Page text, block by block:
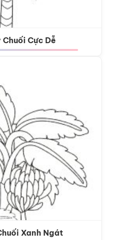
Chuối Cực Dễ
Xanh Ngát